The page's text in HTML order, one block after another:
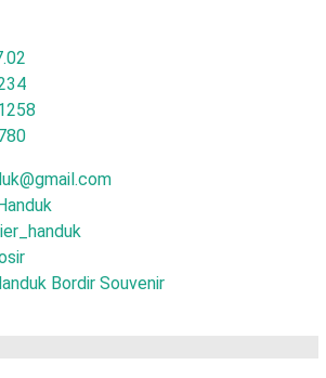
Bordir Souvenir